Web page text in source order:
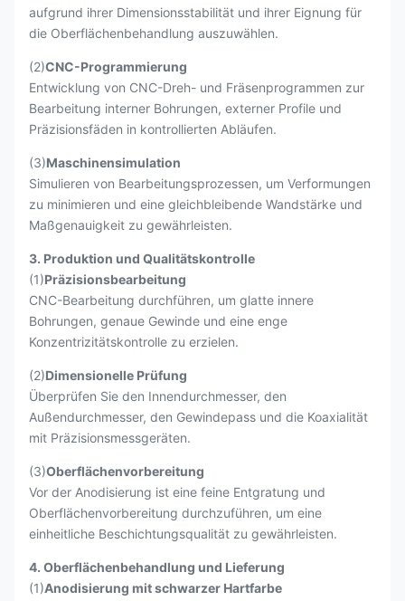
aufgrund ihrer Dimensionsstabilität und ihrer Eignung für
die Oberflächenbehandlung auszuwählen.
(2)CNC-Programmierung
Entwicklung von CNC-Dreh- und Fräsenprogrammen zur
Bearbeitung interner Bohrungen, externer Profile und
Präzisionsfäden in kontrollierten Abläufen.
(3)Maschinensimulation
Simulieren von Bearbeitungsprozessen, um Verformungen
zu minimieren und eine gleichbleibende Wandstärke und
Maßgenauigkeit zu gewährleisten.
3. Produktion und Qualitätskontrolle
(1)Präzisionsbearbeitung
CNC-Bearbeitung durchführen, um glatte innere
Bohrungen, genaue Gewinde und eine enge
Konzentrizitätskontrolle zu erzielen.
(2)Dimensionelle Prüfung
Überprüfen Sie den Innendurchmesser, den
Außendurchmesser, den Gewindepass und die Koaxialität
mit Präzisionsmessgeräten.
(3)Oberflächenvorbereitung
Vor der Anodisierung ist eine feine Entgratung und
Oberflächenvorbereitung durchzuführen, um eine
einheitliche Beschichtungsqualität zu gewährleisten.
4. Oberflächenbehandlung und Lieferung
(1)Anodisierung mit schwarzer Hartfarbe